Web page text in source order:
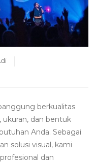
berkualitas
dan bentuk
Anda. Sebagai
solusi visual, kami
dan